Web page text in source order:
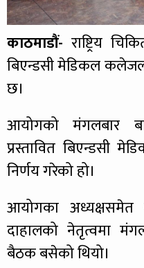
काठमाडौं- राष्ट्रिय
बिएन्डसी मेडिकल
छ।
आयोगको मंगलबार
प्रस्तावित बिएन्डसी
निर्णय गरेको हो।
आयोगका अध्यक्षसमेत
दाहालको नेतृत्वमा
बैठक बसेको थियो।